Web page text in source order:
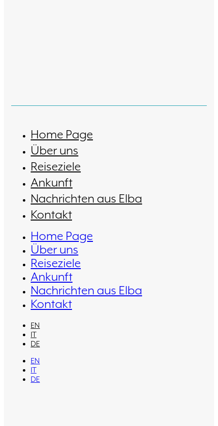
Home Page
Über uns
Reiseziele
Ankunft
Nachrichten aus Elba
Kontakt
Home Page
Über uns
Reiseziele
Ankunft
Nachrichten aus Elba
Kontakt
EN
IT
DE
EN
IT
DE